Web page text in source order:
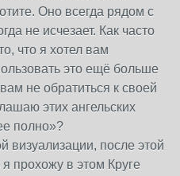
Оно всегда рядом с
не исчезает. Как часто
что я хотел вам
это ещё больше
не обратиться к своей
этих ангельских
полно»?
визуализации, после этой
прохожу в этом Круге